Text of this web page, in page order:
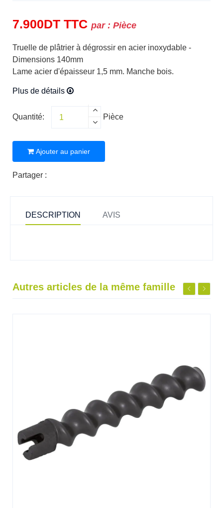
7.900DT TTC par : Pièce
Truelle de plâtrier à dégrossir en acier inoxydable -
Dimensions 140mm
Lame acier d'épaisseur 1,5 mm. Manche bois.
Plus de détails
Quantité: Pièce
Ajouter au panier
Partager :
DESCRIPTION AVIS
Autres articles de la même famille